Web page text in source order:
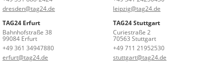
dresden@tag24.de
leipzig@tag24.de
TAG24 Erfurt
Bahnhofstraße 38
99084 Erfurt
+49 361 34947880
erfurt@tag24.de
TAG24 Stuttgart
Curiestraße 2
70563 Stuttgart
+49 711 21952530
stuttgart@tag24.de